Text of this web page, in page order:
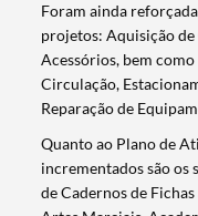
Foram ainda
projetos: Aquisição
Acessórios, bem
Circulação,
Reparação de
Quanto ao Plano de
incrementados são os
de Cadernos de